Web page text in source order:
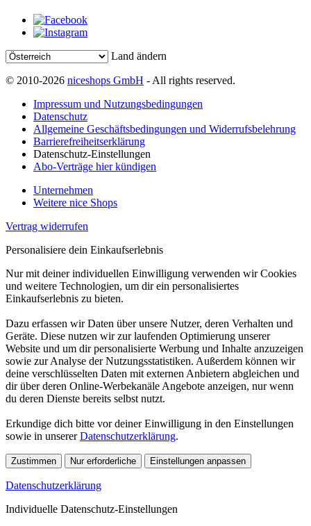
Land ändern
© 2010-2026 niceshops GmbH - All rights reserved.
Impressum und Nutzungsbedingungen
Datenschutz
Allgemeine Geschäftsbedingungen und Widerrufsbelehrung
Barrierefreiheitserklärung
Datenschutz-Einstellungen
Abo-Verträge hier kündigen
Unternehmen
Weitere nice Shops
Vertrag widerrufen
Personalisiere dein Einkaufserlebnis
Nur mit deiner individuellen Einwilligung verwenden wir Cookies
und weitere Technologien, um dir ein personalisiertes
Einkaufserlebnis zu bieten.
Dazu erfassen wir Daten über unsere Nutzer, deren Verhalten und
Geräte. Diese nutzen wir zur laufenden Optimierung unserer
Website und um dir personalisierte Werbung und Inhalte anzuzeigen
sowie zur Analyse der Nutzungsstatistiken. Außerdem können wir
deine verschlüsselten Daten mit externen Anbietern abgleichen und
dir über deren Online-Werbekanäle Angebote anzeigen, nur wenn
du deren Dienste bereits selbst nutzt.
Erkundige dich bitte vor deiner Einwilligung in den Einstellungen
sowie in unsererDatenschutzerklärung.
Zustimmen Nur erforderliche Einstellungen anpassen
Datenschutzerklärung
Individuelle Datenschutz-Einstellungen